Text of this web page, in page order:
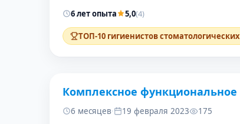
6 лет опыта 5,0(4)
ТОП-10 гигиенистов
ДО
Комплексное
6 месяцев· 19 февраля 2023 175